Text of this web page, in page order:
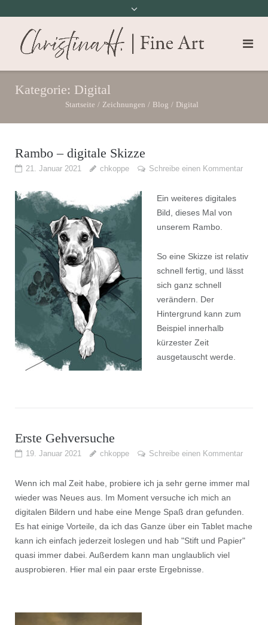
Kategorie: Digital
Startseite / Zeichnungen / Blog / Digital
Rambo – digitale Skizze
21. Januar 2021 chkoppe Schreibe einen Kommentar
Ein weiteres digitales
Bild, dieses Mal von
unserem Rambo.
So eine Skizze ist relativ
schnell fertig, und lässt
sich ganz schnell
verändern. Der
Hintergrund kann zum
Beispiel innerhalb
kürzester Zeit
ausgetauscht werde.
Erste Gehversuche
19. Januar 2021 chkoppe Schreibe einen Kommentar
Wenn ich mal Zeit habe, probiere ich ja sehr gerne immer mal
wieder was Neues aus. Im Moment versuche ich mich an
digitalen Bildern und habe eine Menge Spaß dran gefunden.
Es hat einige Vorteile, da ich das Ganze über ein Tablet mache
kann ich einfach jederzeit loslegen und hab "Stift und Papier"
quasi immer dabei. Außerdem kann man unglaublich viel
ausprobieren. Hier mal ein paar erste Ergebnisse.